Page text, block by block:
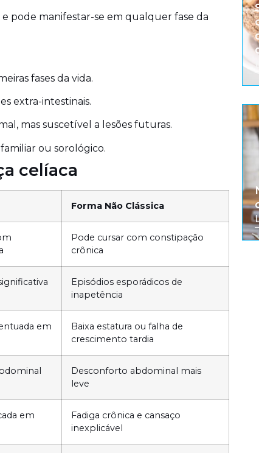
pode manifestar-se em qualquer fase da
fases da vida.
extra-intestinais.
mas suscetível a lesões futuras.
ou sorológico.
celíaca
Forma Não Clássica
Pode cursar com constipação
crônica
Episódios esporádicos de
inapetência
em
Baixa estatura ou falha de
crescimento tardia
Desconforto abdominal mais
leve
em
Fadiga crônica e cansaço
inexplicável